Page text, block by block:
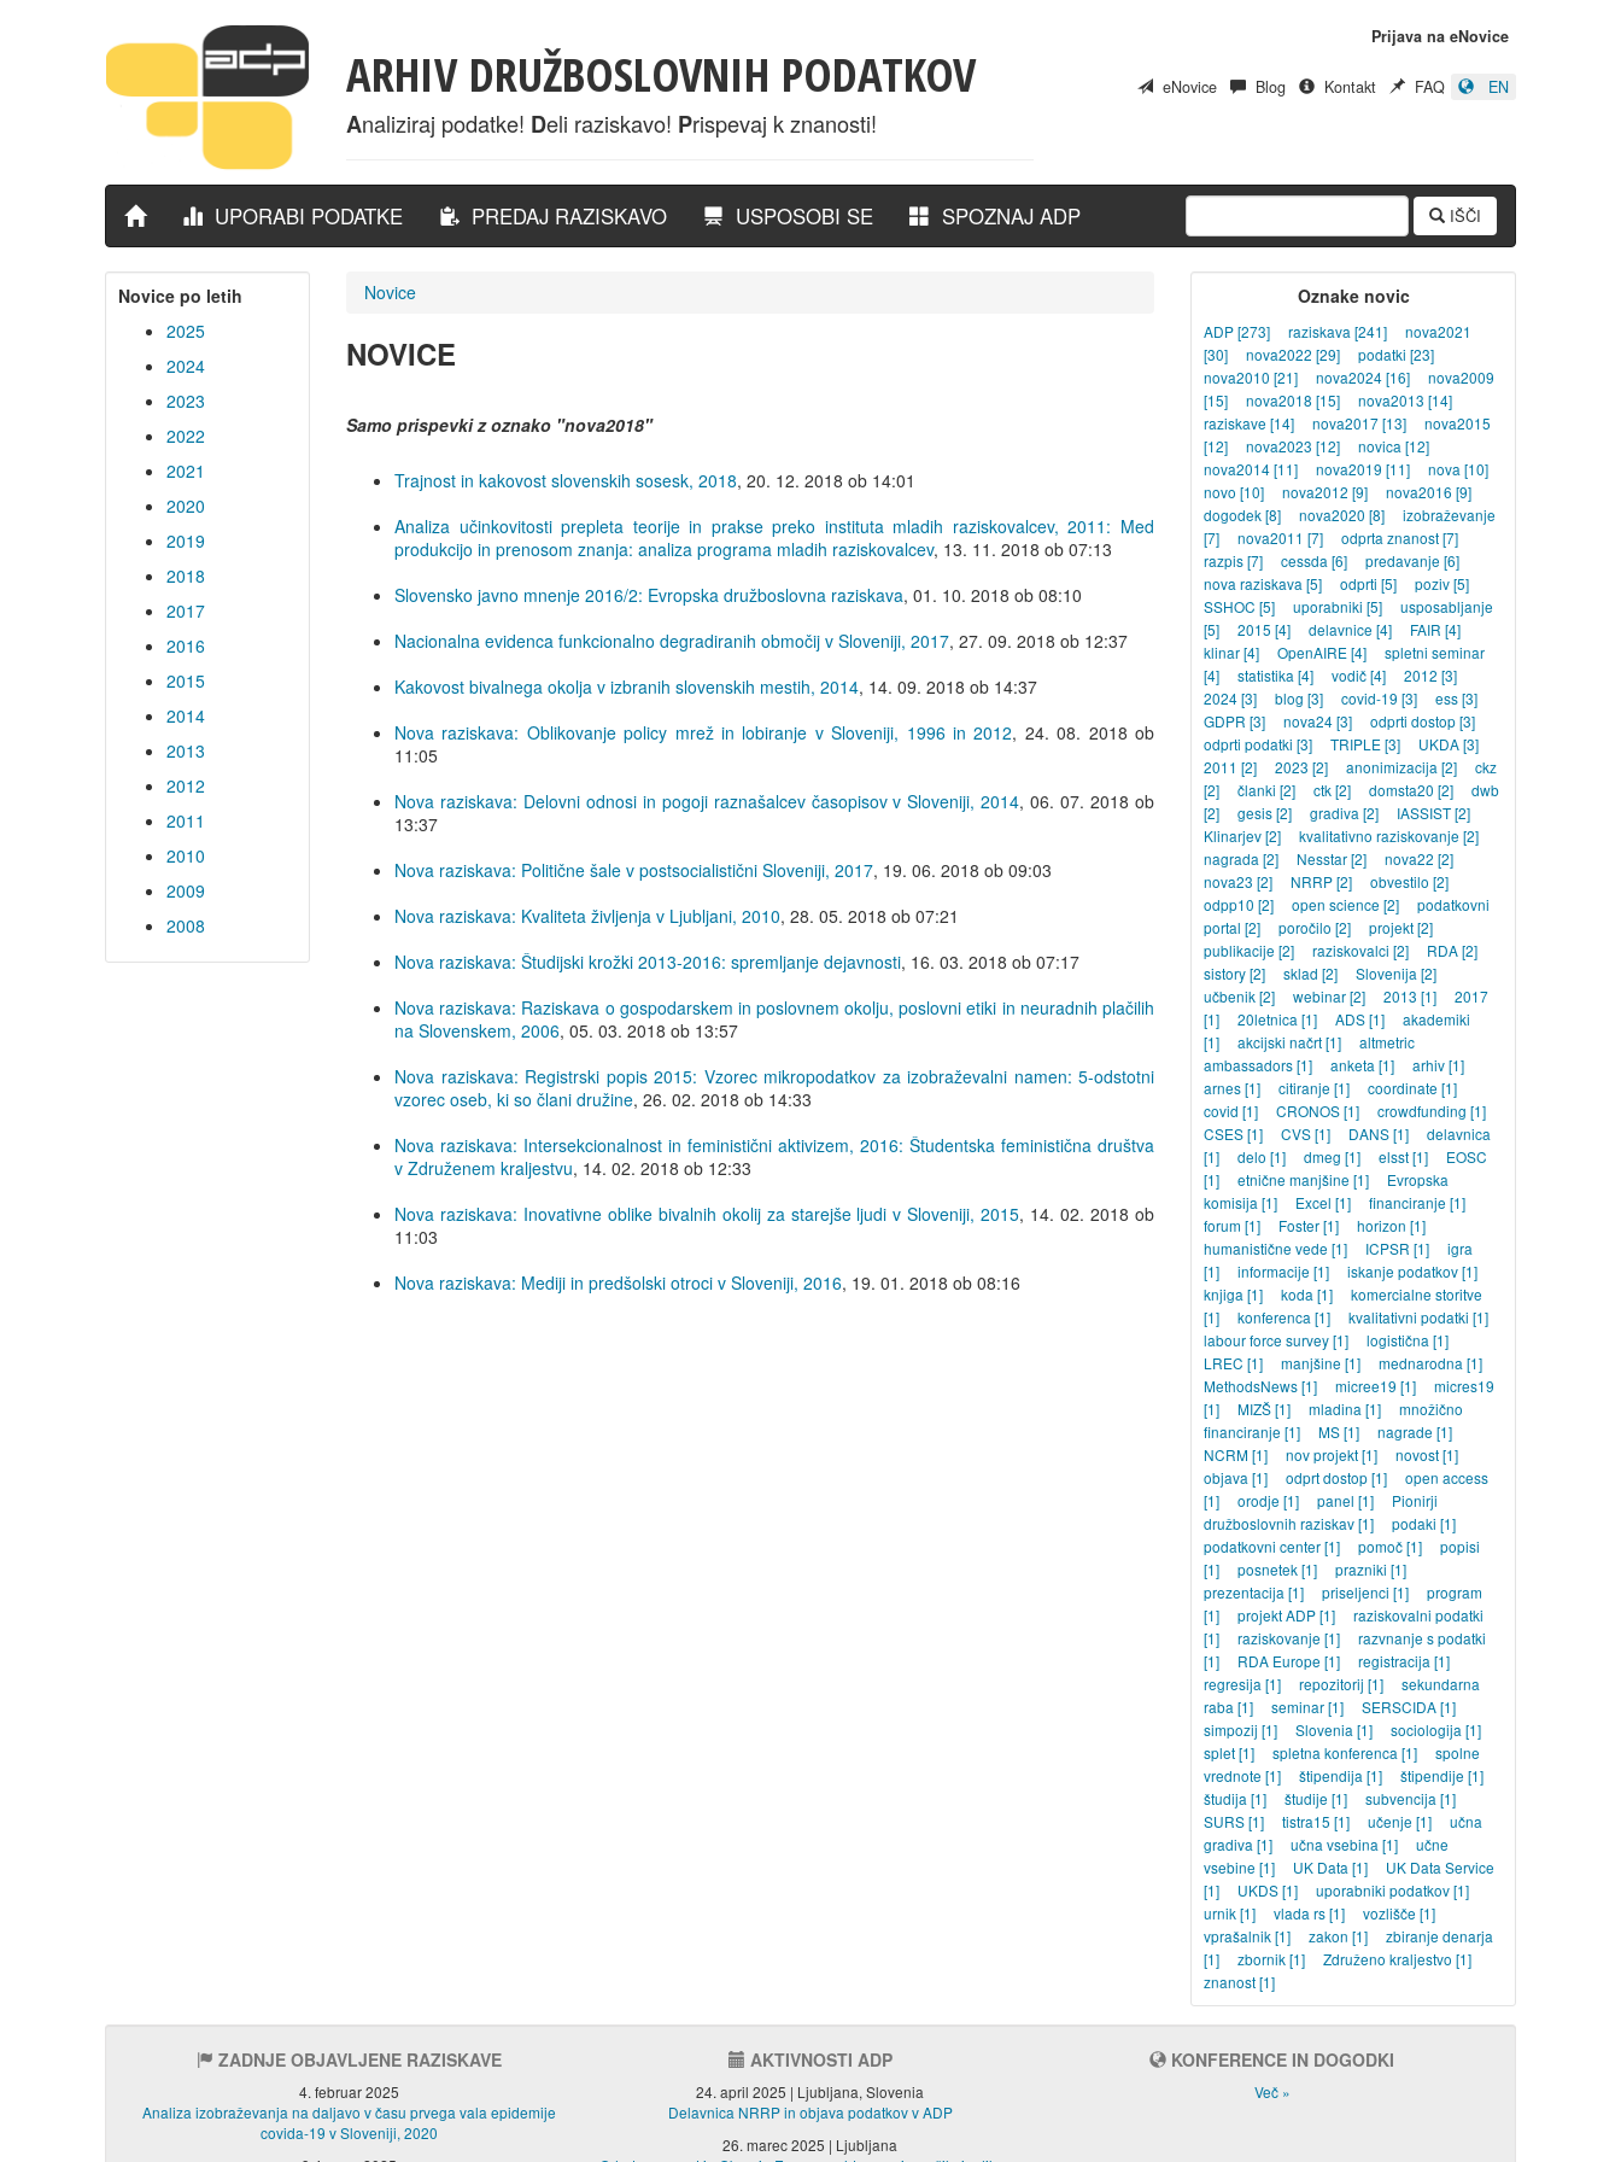
ARHIV DRUŽBOSLOVNIH PODATKOV
Analiziraj podatke! Deli raziskavo! Prispevaj k znanosti!
Prijava na eNovice
eNovice Blog Kontakt FAQ EN
UPORABI PODATKE PREDAJ RAZISKAVO USPOSOBI SE SPOZNAJ ADP IŠČI
Novice po letih
2025
2024
2023
2022
2021
2020
2019
2018
2017
2016
2015
2014
2013
2012
2011
2010
2009
2008
Novice
NOVICE
Samo prispevki z oznako "nova2018"
Trajnost in kakovost slovenskih sosesk, 2018, 20. 12. 2018 ob 14:01
Analiza učinkovitosti prepleta teorije in prakse preko instituta mladih raziskovalcev, 2011: Med
produkcijo in prenosom znanja: analiza programa mladih raziskovalcev, 13. 11. 2018 ob 07:13
Slovensko javno mnenje 2016/2: Evropska družboslovna raziskava, 01. 10. 2018 ob 08:10
Nacionalna evidenca funkcionalno degradiranih območij v Sloveniji, 2017, 27. 09. 2018 ob 12:37
Kakovost bivalnega okolja v izbranih slovenskih mestih, 2014, 14. 09. 2018 ob 14:37
Nova raziskava: Oblikovanje policy mrež in lobiranje v Sloveniji, 1996 in 2012, 24. 08. 2018 ob
11:05
Nova raziskava: Delovni odnosi in pogoji raznašalcev časopisov v Sloveniji, 2014,06. 07. 2018 ob
13:37
Nova raziskava: Politične šale v postsocialistični Sloveniji, 2017, 19. 06. 2018 ob 09:03
Nova raziskava: Kvaliteta življenja v Ljubljani, 2010, 28. 05. 2018 ob 07:21
Nova raziskava: Študijski krožki 2013-2016: spremljanje dejavnosti, 16. 03. 2018 ob 07:17
Nova raziskava: Raziskava o gospodarskem in poslovnem okolju, poslovni etiki in neuradnih plačilih
na Slovenskem, 2006, 05. 03. 2018 ob 13:57
Nova raziskava: Registrski popis 2015: Vzorec mikropodatkov za izobraževalni namen: 5-odstotni
vzorec oseb, ki so člani družine, 26. 02. 2018 ob 14:33
Nova raziskava: Intersekcionalnost in feministični aktivizem, 2016: Študentska feministična društva
v Združenem kraljestvu, 14. 02. 2018 ob 12:33
Nova raziskava: Inovativne oblike bivalnih okolij za starejše ljudi v Sloveniji, 2015, 14. 02. 2018 ob
11:03
Nova raziskava: Mediji in predšolski otroci v Sloveniji, 2016, 19. 01. 2018 ob 08:16
Oznake novic
ADP[273] raziskava [241]
nova2021
[30]
nova2022 [29] podatki [23]
nova2010 [21] nova2024[16]
nova2009
[15]
nova2018 [15] nova2013 [14]
raziskave [14] nova2017[13]
nova2015
[12]
nova2023 [12] novica [12]
nova2014[11] nova2019 [11] nova [10]
novo [10] nova2012 [9] nova2016 [9]
dogodek[8] nova2020 [8]
izobraževanje
[7]
nova2011 [7] odprta znanost[7]
razpis[7] cessda [6] predavanje [6]
nova raziskava [5] odprti [5] poziv[5]
SSHOC [5] uporabniki [5]
usposabljanje
[5]
2015 [4] delavnice [4] FAIR [4]
klinar[4] OpenAIRE [4]
spletni seminar
[4]
statistika [4] vodič[4] 2012 [3]
2024[3] blog [3] covid-19 [3] ess[3]
GDPR [3] nova24[3] odprti dostop[3]
odprti podatki [3] TRIPLE [3] UKDA[3]
2011 [2] 2023 [2] anonimizacija [2]
ckz
[2]
članki [2] ctk[2] domsta20 [2]
dwb
[2]
gesis[2] gradiva [2] IASSIST[2]
Klinarjev[2] kvalitativno raziskovanje [2]
nagrada [2] Nesstar[2] nova22 [2]
nova23 [2] NRRP[2] obvestilo [2]
odpp10 [2] open science [2]
podatkovni
portal [2] poročilo [2] projekt[2]
publikacije [2] raziskovalci [2] RDA[2]
sistory[2] sklad [2] Slovenija [2]
učbenik[2] webinar[2] 2013 [1]
2017
[1]
20letnica [1] ADS[1]
akademiki
[1]
akcijski načrt[1]
altmetric
ambassadors[1] anketa [1] arhiv[1]
arnes[1] citiranje [1] coordinate [1]
covid [1] CRONOS[1] crowdfunding [1]
CSES[1] CVS[1] DANS[1]
delavnica
[1]
delo [1] dmeg [1] elsst[1]
EOSC
[1]
etnične manjšine [1]
Evropska
komisija [1] Excel [1] financiranje [1]
forum [1] Foster[1] horizon [1]
humanistične vede [1] ICPSR [1]
igra
[1]
informacije [1] iskanje podatkov[1]
knjiga [1] koda [1]
komercialne storitve
[1]
konferenca [1] kvalitativni podatki [1]
labour force survey[1] logistična [1]
LREC [1] manjšine [1] mednarodna [1]
MethodsNews[1] micree19 [1]
micres19
[1]
MIZŠ[1] mladina [1]
množično
financiranje [1] MS[1] nagrade [1]
NCRM [1] nov projekt[1] novost[1]
objava [1] odprt dostop[1]
open access
[1]
orodje [1] panel [1]
Pionirji
družboslovnih raziskav[1] podaki [1]
podatkovni center[1] pomoč[1]
popisi
[1]
posnetek[1] prazniki [1]
prezentacija [1] priseljenci [1]
program
[1]
projekt ADP[1]
raziskovalni podatki
[1]
raziskovanje [1]
razvnanje s podatki
[1]
RDA Europe [1] registracija [1]
regresija [1] repozitorij [1]
sekundarna
raba [1] seminar[1] SERSCIDA[1]
simpozij [1] Slovenia [1] sociologija [1]
splet[1] spletna konferenca [1]
spolne
vrednote [1] štipendija [1] štipendije [1]
študija [1] študije [1] subvencija [1]
SURS[1] tistra15 [1] učenje [1]
učna
gradiva [1] učna vsebina [1]
učne
vsebine [1] UK Data [1]
UK Data Service
[1]
UKDS[1] uporabniki podatkov[1]
urnik[1] vlada rs[1] vozlišče [1]
vprašalnik[1] zakon [1]
zbiranje denarja
[1]
zbornik[1] Združeno kraljestvo [1]
znanost[1]
ZADNJE OBJAVLJENE RAZISKAVE
4. februar 2025
Analiza izobraževanja na daljavo v času prvega vala epidemije
covida-19 v Sloveniji, 2020
AKTIVNOSTI ADP
24. april 2025 | Ljubljana, Slovenia
Delavnica NRRP in objava podatkov v ADP
26. marec 2025 | Ljubljana
KONFERENCE IN DOGODKI
Več »